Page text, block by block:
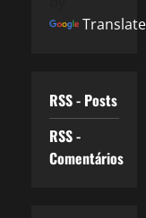
Translate
RSS - Posts
RSS -
Comentários